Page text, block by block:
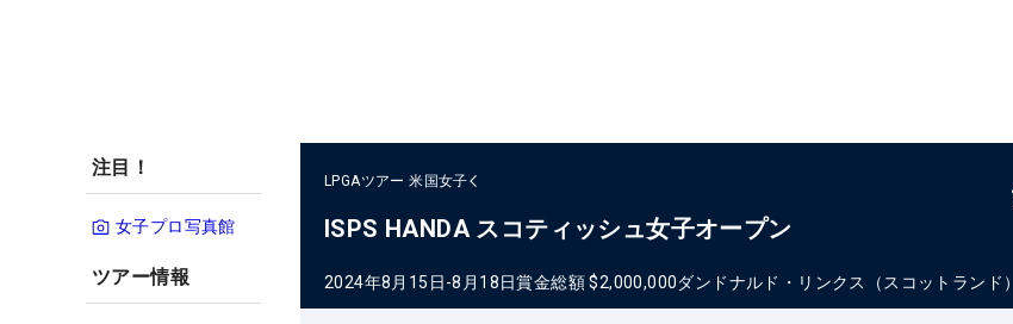
注目！
女子プロ写真館
ツアー情報
LPGAツアー 米国女子
ISPS HANDA スコティッシュ女子オープン
2024年8月15日-8月18日賞金総額 $2,000,000ダンドナルド・リンクス（スコットランド）